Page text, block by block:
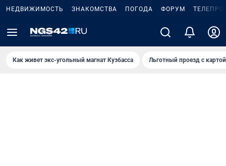
НЕДВИЖИМОСТЬ ЗНАКОМСТВА ПОГОДА ФОРУМ
Как живет экс-угольный магнат Кузбасса Льготный проезд с